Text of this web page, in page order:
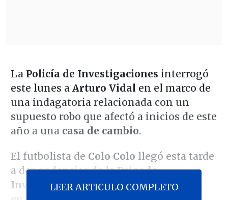
La Policía de Investigaciones interrogó
este lunes a Arturo Vidal en el marco de
una indagatoria relacionada con un
supuesto robo que afectó a inicios de este
año a una casa de cambio.
El futbolista de Colo Colo llegó esta tarde
a dependencias de laBrigada
Investigadora de Robos Centro Norte
LEER ARTICULO COMPLETO